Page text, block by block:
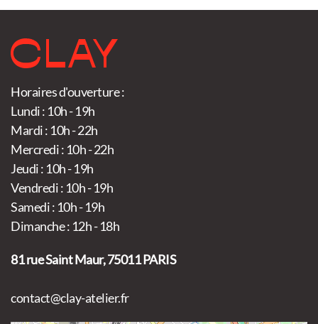
Horaires d'ouverture :
Lundi : 10h - 19h
Mardi : 10h - 22h
Mercredi : 10h - 22h
Jeudi : 10h - 19h
Vendredi : 10h - 19h
Samedi : 10h - 19h
Dimanche : 12h - 18h
81 rue Saint Maur, 75011 PARIS
contact@clay-atelier.fr